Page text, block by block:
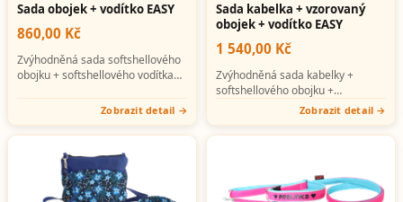
Sada obojek + vodítko EASY
860,00 Kč
Zvýhodněná sada softshellového
obojku + softshellového vodítka
Zobrazit detail
Sada kabelka + vzorovaný
obojek + vodítko EASY
1 540,00 Kč
Zvýhodněná sada kabelky +
softshellového obojku +
softshellového vodítka (možno s
Zobrazit detail